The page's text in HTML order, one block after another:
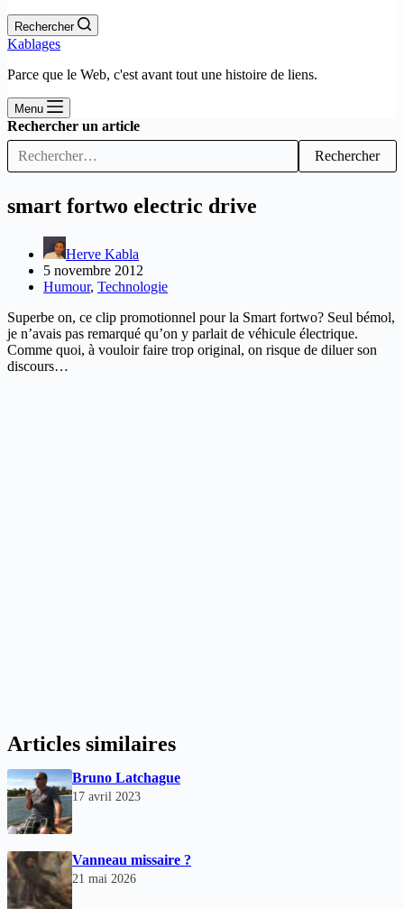
Rechercher
Kablages
Parce que le Web, c'est avant tout une histoire de liens.
Menu
Rechercher un article
Rechercher
smart fortwo electric drive
Herve Kabla
5 novembre 2012
Humour, Technologie
Superbe on, ce clip promotionnel pour la Smart fortwo? Seul bémol,
je n’avais pas remarqué qu’on y parlait de véhicule électrique.
Comme quoi, à vouloir faire trop original, on risque de diluer son
discours…
Articles similaires
Bruno Latchague
17 avril 2023
Vanneau missaire ?
21 mai 2026